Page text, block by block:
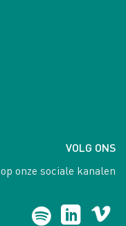
VOLG ONS
op onze sociale kanalen